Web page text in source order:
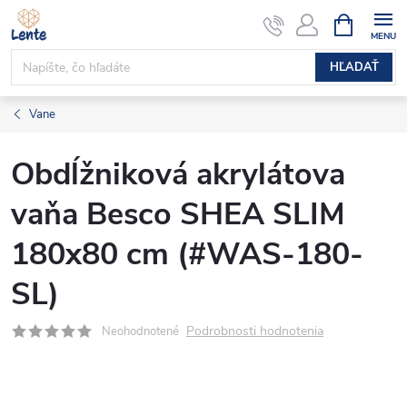
Prejsť
na
obsah
HĽADAŤ
KOŠÍK
Vane
Obdĺžniková akrylátova
vaňa Besco SHEA SLIM
180x80 cm (#WAS-180-
SL)
Neohodnotené Podrobnosti hodnotenia